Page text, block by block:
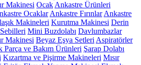
Makinesi Ocak Ankastre Ürünleri
Ocaklar Ankastre Fırınlar Ankastre
Makineleri Kurutma Makinesi Derin
Mini Buzdolabı Davlumbazlar
Makinesi Beyaz Eşya Setleri Aspiratörler
Parça ve Bakım Ürünleri Şarap Dolabı
Kızartma ve Pişirme Makineleri Mısır